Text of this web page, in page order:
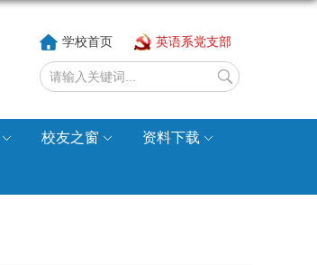
英语系党支部
学校首页
校友之窗 资料下载